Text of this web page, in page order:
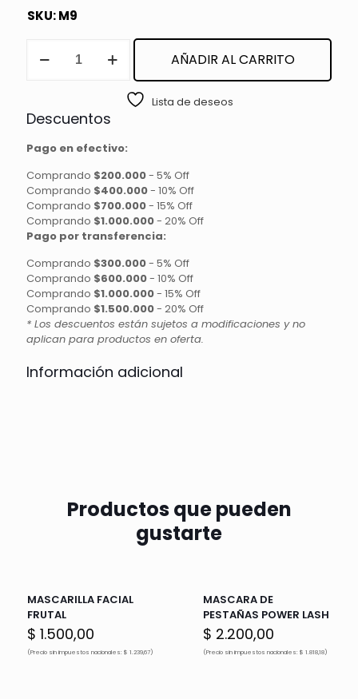
SKU:M9
PARA
cantidad
AÑADIR AL CARRITO
Lista de deseos
Descuentos
Pago en efectivo:
Comprando $200.000- 5% Off
Comprando $400.000- 10% Off
Comprando $700.000- 15% Off
Comprando $1.000.000- 20% Off
Pago por transferencia:
Comprando $300.000- 5% Off
Comprando $600.000- 10% Off
Comprando $1.000.000- 15% Off
Comprando $1.500.000- 20% Off
* Los descuentos están sujetos a modificaciones y no
aplican para productos en oferta.
Información adicional
Productos que pueden
gustarte
MASCARILLA FACIAL
FRUTAL
$ 1.500,00
(Precio sin impuestos nacionales: $ 1.239,67)
MASCARA DE
PESTAÑAS POWER LASH
$ 2.200,00
(Precio sin impuestos nacionales: $ 1.818,18)